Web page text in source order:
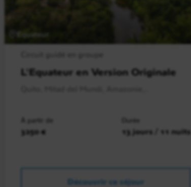
Equateur
L'Equateur en Version Originale
À partir de
3250 €
Durée
13 jours / 11 nuits
Découvrir ce séjour